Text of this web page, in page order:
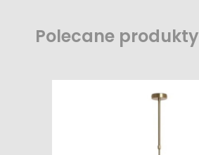
Polecane produkty